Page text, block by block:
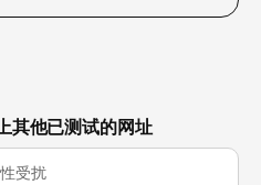
他已测试的网址
受扰